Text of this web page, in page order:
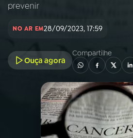
INÍCIO
A RÁDIO
PROGRAMAÇÃO
PROGRAMAS
prevenir
NO AR EM28/09/2023, 17:59
Ouça agora
Compartilhe